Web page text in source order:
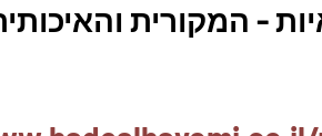
- המקורית